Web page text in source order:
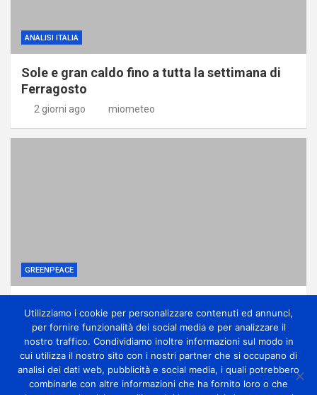
ANALISI ITALIA
Sole e gran caldo fino a tutta la settimana di
Ferragosto
2 giorni ago miometeo
GREENPEACE
distrutti: stretta su moda e fast fashion
2 giorni ago miometeo
Utilizziamo i cookie per personalizzare contenuti ed annunci,
per fornire funzionalità dei social media e per analizzare il
nostro traffico. Condividiamo inoltre informazioni sul modo in
cui utilizza il nostro sito con i nostri partner che si occupano di
analisi dei dati web, pubblicità e social media, i quali potrebbero
combinarle con altre informazioni che ha fornito loro o che